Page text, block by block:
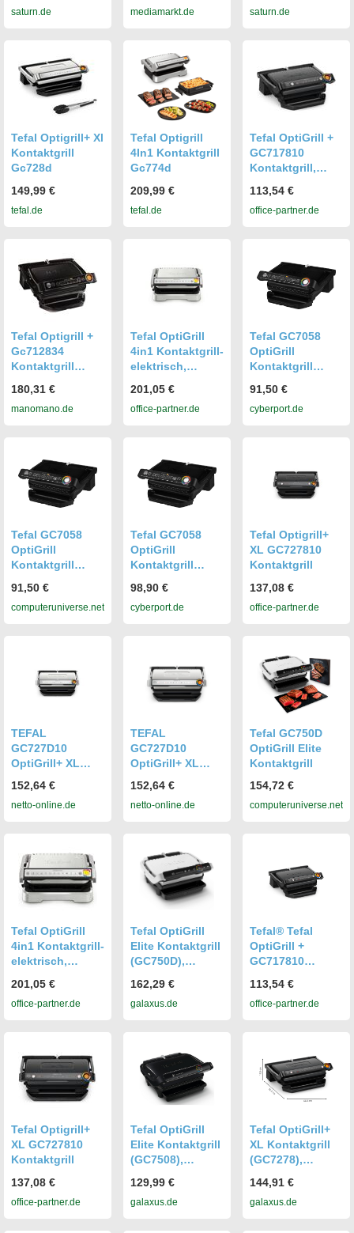
saturn.de mediamarkt.de saturn.de
Tefal Optigrill+ Xl
Kontaktgrill
Gc728d
149,99 €
tefal.de
Tefal Optigrill
4In1 Kontaktgrill
Gc774d
209,99 €
tefal.de
Tefal OptiGrill +
GC717810
Kontaktgrill,
113,54 €
office-partner.de
Tefal Optigrill +
Gc712834
Kontaktgrill
180,31 €
manomano.de
Tefal OptiGrill
4in1 Kontaktgrill-
elektrisch,
201,05 €
office-partner.de
Tefal GC7058
OptiGrill
Kontaktgrill
91,50 €
cyberport.de
Tefal GC7058
OptiGrill
Kontaktgrill
91,50 €
computeruniverse.net
Tefal GC7058
OptiGrill
Kontaktgrill
98,90 €
cyberport.de
Tefal Optigrill+
XL GC727810
Kontaktgrill
137,08 €
office-partner.de
TEFAL
GC727D10
OptiGrill+ XL
152,64 €
netto-online.de
TEFAL
GC727D10
OptiGrill+ XL
152,64 €
netto-online.de
Tefal GC750D
OptiGrill Elite
Kontaktgrill
154,72 €
computeruniverse.net
Tefal OptiGrill
4in1 Kontaktgrill-
elektrisch,
201,05 €
office-partner.de
Tefal OptiGrill
Elite Kontaktgrill
(GC750D),
(GC750D)
162,29 €
galaxus.de
Tefal® Tefal
OptiGrill +
GC717810
schwarz
113,54 €
office-partner.de
Tefal Optigrill+
XL GC727810
Kontaktgrill
137,08 €
office-partner.de
Tefal OptiGrill
Elite Kontaktgrill
(GC7508),
(GC7508CH)
129,99 €
galaxus.de
Tefal OptiGrill+
XL Kontaktgrill
(GC7278),
(GC727810)
144,91 €
galaxus.de